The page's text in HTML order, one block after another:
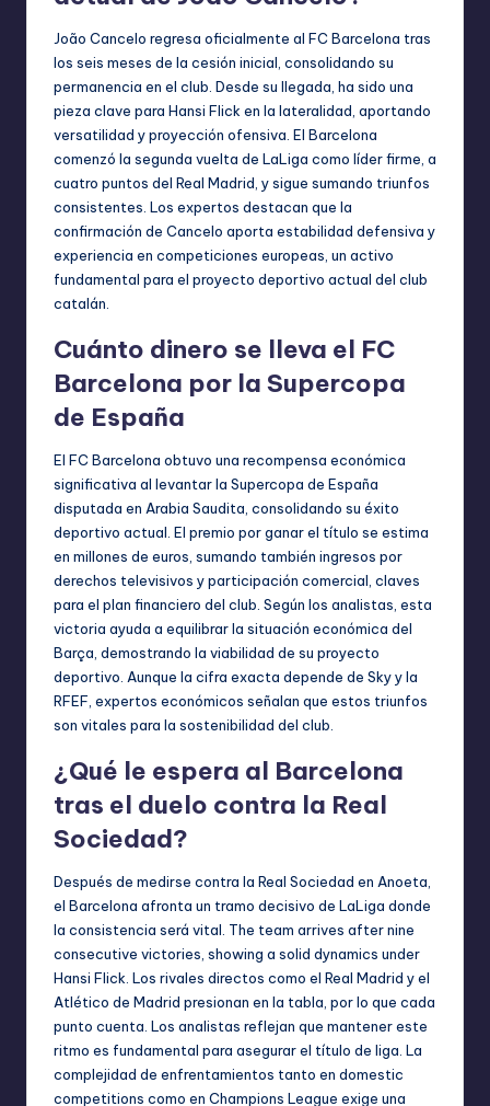
João Cancelo regresa oficialmente al FC Barcelona tras
los seis meses de la cesión inicial, consolidando su
permanencia en el club. Desde su llegada, ha sido una
pieza clave para Hansi Flick en la lateralidad, aportando
versatilidad y proyección ofensiva. El Barcelona
comenzó la segunda vuelta de LaLiga como líder firme, a
cuatro puntos del Real Madrid, y sigue sumando triunfos
consistentes. Los expertos destacan que la
confirmación de Cancelo aporta estabilidad defensiva y
experiencia en competiciones europeas, un activo
fundamental para el proyecto deportivo actual del club
catalán.
Cuánto dinero se lleva el FC
Barcelona por la Supercopa
de España
El FC Barcelona obtuvo una recompensa económica
significativa al levantar la Supercopa de España
disputada en Arabia Saudita, consolidando su éxito
deportivo actual. El premio por ganar el título se estima
en millones de euros, sumando también ingresos por
derechos televisivos y participación comercial, claves
para el plan financiero del club. Según los analistas, esta
victoria ayuda a equilibrar la situación económica del
Barça, demostrando la viabilidad de su proyecto
deportivo. Aunque la cifra exacta depende de Sky y la
RFEF, expertos económicos señalan que estos triunfos
son vitales para la sostenibilidad del club.
¿Qué le espera al Barcelona
tras el duelo contra la Real
Sociedad?
Después de medirse contra la Real Sociedad en Anoeta,
el Barcelona afronta un tramo decisivo de LaLiga donde
la consistencia será vital. The team arrives after nine
consecutive victories, showing a solid dynamics under
Hansi Flick. Los rivales directos como el Real Madrid y el
Atlético de Madrid presionan en la tabla, por lo que cada
punto cuenta. Los analistas reflejan que mantener este
ritmo es fundamental para asegurar el título de liga. La
complejidad de enfrentamientos tanto en domestic
competitions como en Champions League exige una